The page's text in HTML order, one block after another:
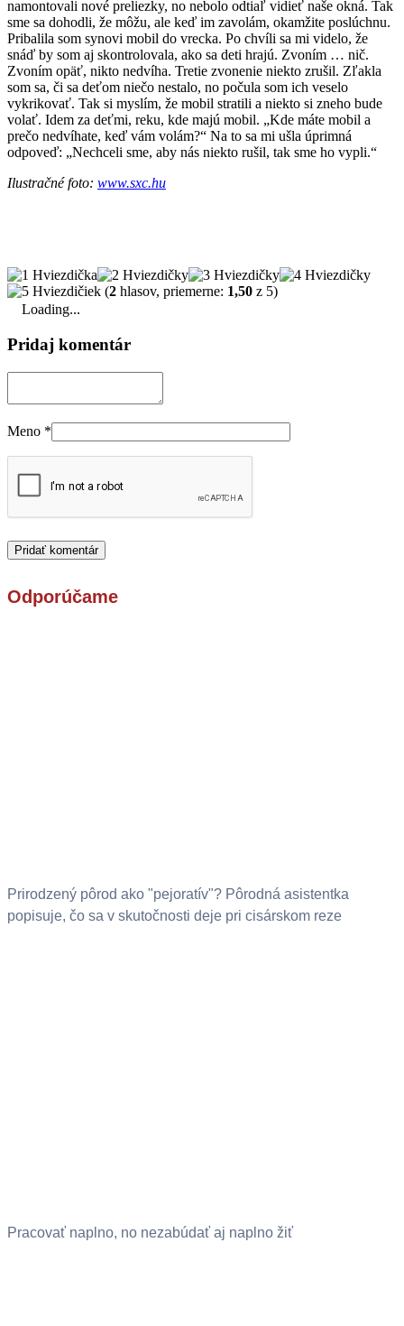
namontovali nové preliezky, no nebolo odtiaľ vidieť naše okná. Tak
sme sa dohodli, že môžu, ale keď im zavolám, okamžite poslúchnu.
Pribalila som synovi mobil do vrecka. Po chvíli sa mi videlo, že
snáď by som aj skontrolovala, ako sa deti hrajú. Zvoním … nič.
Zvoním opäť, nikto nedvíha. Tretie zvonenie niekto zrušil. Zľakla
som sa, či sa deťom niečo nestalo, no počula som ich veselo
vykrikovať. Tak si myslím, že mobil stratili a niekto si zneho bude
volať. Idem za deťmi, reku, kde majú mobil. „Kde máte mobil a
prečo nedvíhate, keď vám volám?“ Na to sa mi ušla úprimná
odpoveď: „Nechceli sme, aby nás niekto rušil, tak sme ho vypli.“
Ilustračné foto: www.sxc.hu
(2 hlasov, priemerne: 1,50 z 5)
Loading...
Pridaj komentár
Meno *
Odporúčame
Prirodzený pôrod ako "pejoratív"? Pôrodná asistentka
popisuje, čo sa v skutočnosti deje pri cisárskom reze
Pracovať naplno, no nezabúdať aj naplno žiť